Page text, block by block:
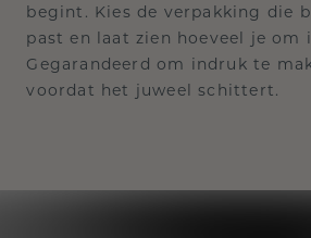
begint. Kies de verpakking die
past en laat zien hoeveel je om
Gegarandeerd om indruk te
voordat het juweel schittert.